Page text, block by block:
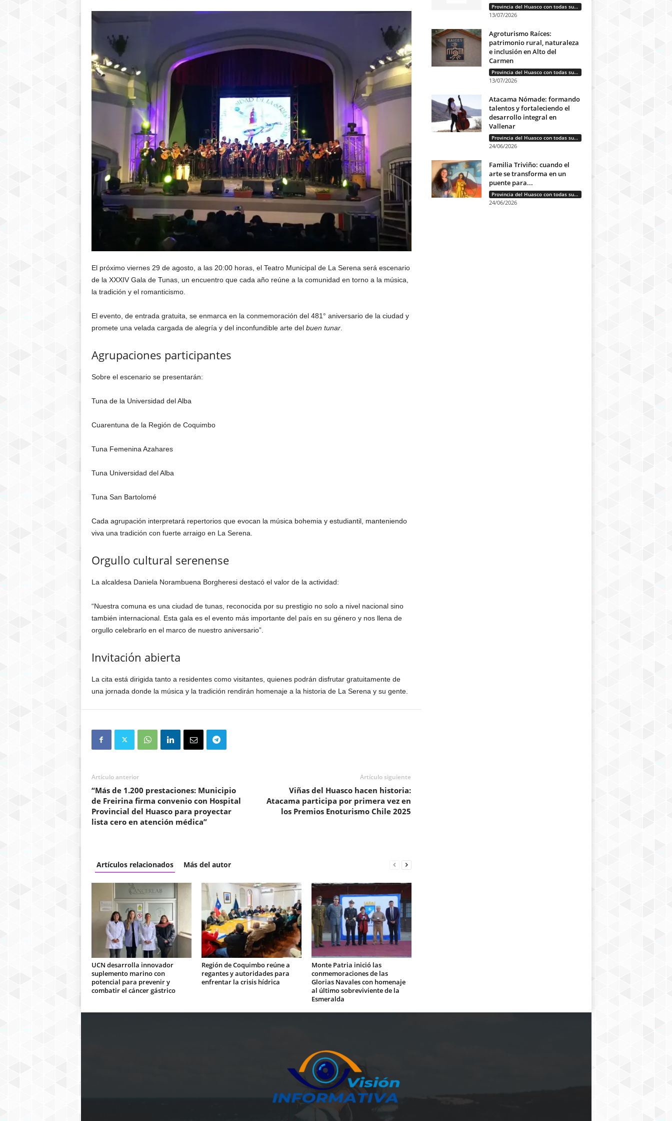
El próximo viernes 29 de agosto, a las 20:00 horas, el Teatro Municipal de La Serena será escenario
de la XXXIV Gala de Tunas, un encuentro que cada año reúne a la comunidad en torno a la música,
la tradición y el romanticismo.
El evento, de entrada gratuita, se enmarca en la conmemoración del 481° aniversario de la ciudad y
promete una velada cargada de alegría y del inconfundible arte del buen tunar.
Agrupaciones participantes
Sobre el escenario se presentarán:
Tuna de la Universidad del Alba
Cuarentuna de la Región de Coquimbo
Tuna Femenina Azahares
Tuna Universidad del Alba
Tuna San Bartolomé
Cada agrupación interpretará repertorios que evocan la música bohemia y estudiantil, manteniendo
viva una tradición con fuerte arraigo en La Serena.
Orgullo cultural serenense
La alcaldesa Daniela Norambuena Borgheresi destacó el valor de la actividad:
“Nuestra comuna es una ciudad de tunas, reconocida por su prestigio no solo a nivel nacional sino
también internacional. Esta gala es el evento más importante del país en su género y nos llena de
orgullo celebrarlo en el marco de nuestro aniversario”.
Invitación abierta
La cita está dirigida tanto a residentes como visitantes, quienes podrán disfrutar gratuitamente de
una jornada donde la música y la tradición rendirán homenaje a la historia de La Serena y su gente.
Artículo anterior
“Más de 1.200 prestaciones: Municipio
de Freirina firma convenio con Hospital
Provincial del Huasco para proyectar
lista cero en atención médica”
Artículo siguiente
Viñas del Huasco hacen historia:
Atacama participa por primera vez en
los Premios Enoturismo Chile 2025
Artículos relacionados Más del autor
UCN desarrolla innovador
suplemento marino con
potencial para prevenir y
combatir el cáncer gástrico
Región de Coquimbo reúne a
regantes y autoridades para
enfrentar la crisis hídrica
Monte Patria inició las
conmemoraciones de las
Glorias Navales con homenaje
al último sobreviviente de la
Esmeralda
Provincia del Huasco con todas sus letras: Historias que unen cultura, diversidad e identidad
13/07/2026
Agroturismo Raíces:
patrimonio rural, naturaleza
e inclusión en Alto del
Carmen
Provincia del Huasco con todas sus letras: Historias que unen cultura, diversidad e identidad
13/07/2026
Atacama Nómade: formando
talentos y fortaleciendo el
desarrollo integral en
Vallenar
Provincia del Huasco con todas sus letras: Historias que unen cultura, diversidad e identidad
24/06/2026
Familia Triviño: cuando el
arte se transforma en un
puente para...
Provincia del Huasco con todas sus letras: Historias que unen cultura, diversidad e identidad
24/06/2026